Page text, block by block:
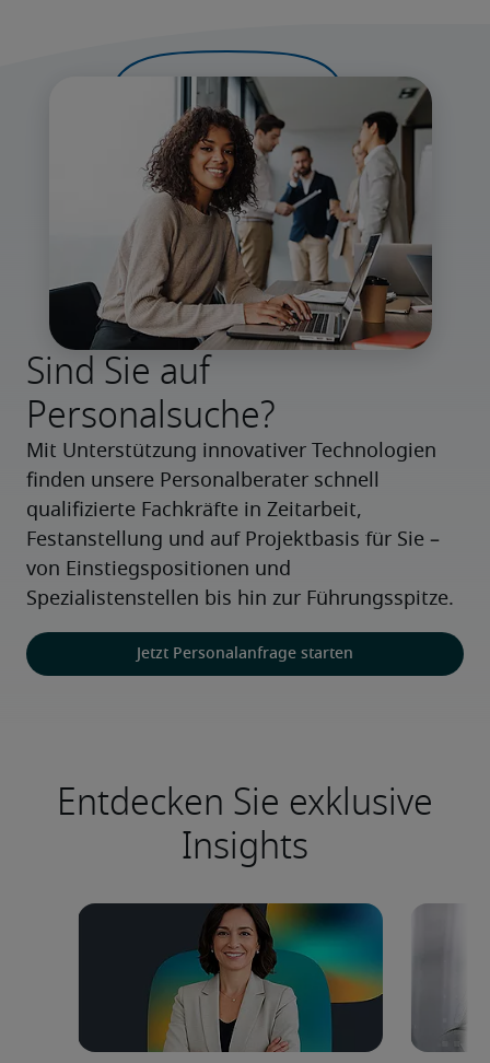
Sind Sie auf
Personalsuche?
Mit Unterstützung innovativer Technologien
finden unsere Personalberater schnell
qualifizierte Fachkräfte in Zeitarbeit,
Festanstellung und auf Projektbasis für Sie –
von Einstiegspositionen und
Spezialistenstellen bis hin zur Führungsspitze.
Jetzt Personalanfrage starten
Entdecken Sie exklusive
Insights